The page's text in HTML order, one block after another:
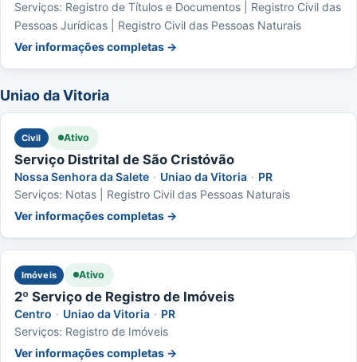
Serviços: Registro de Títulos e Documentos | Registro Civil das
Pessoas Jurídicas | Registro Civil das Pessoas Naturais
Ver informações completas →
Uniao da Vitoria
Civil Ativo
Serviço Distrital de São Cristóvão
Nossa Senhora da Salete · Uniao da Vitoria · PR
Serviços: Notas | Registro Civil das Pessoas Naturais
Ver informações completas →
Imóveis Ativo
2º Serviço de Registro de Imóveis
Centro · Uniao da Vitoria · PR
Serviços: Registro de Imóveis
Ver informações completas →